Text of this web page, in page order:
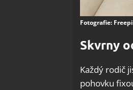
Fotografie:
Skvrny
Každý rodič
pohovku